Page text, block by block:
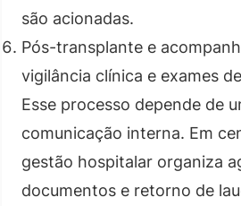
são acionadas.
Pós-transplante e
vigilância clínica e exames
Esse processo depende de
comunicação interna. Em
gestão hospitalar organiza
documentos e retorno de